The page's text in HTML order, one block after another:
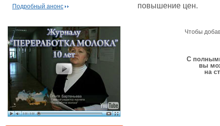
Подробный анонс
повышение цен.
Чтобы
С
вы
на